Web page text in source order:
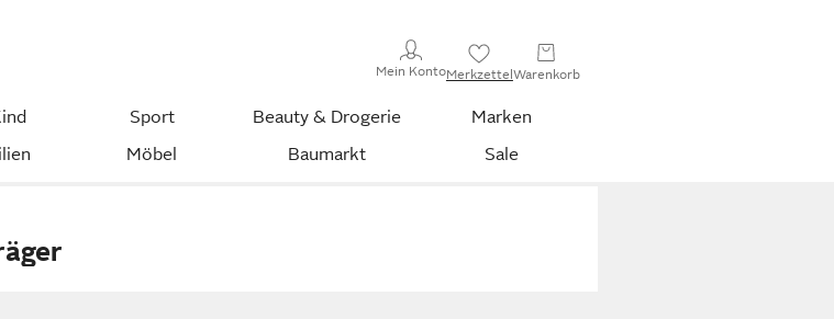
Mein KontoMerkzettelWarenkorb
Sport Beauty & Drogerie
Marken
Möbel Baumarkt Sale